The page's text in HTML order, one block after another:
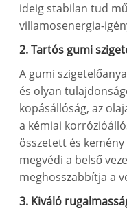
ideig stabilan tud
villamosenergia-
2. Tartós gumi
A gumi
és olyan
kopásállóság, az
a kémiai
összetett és
megvédi a belső
meghosszabbítja a
3. Kiváló